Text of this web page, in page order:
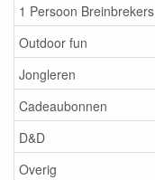
1 Persoon Breinbrekers
Outdoor fun
Jongleren
Cadeaubonnen
D&D
Overig